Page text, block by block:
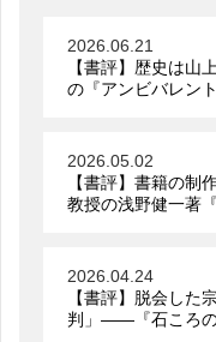
2026.06.21
【書評】歴史は山
の『アンビバレン
2026.05.02
【書評】書籍の制
教授の浅野健一著
2026.04.24
【書評】脱会した
判」――『石ころの